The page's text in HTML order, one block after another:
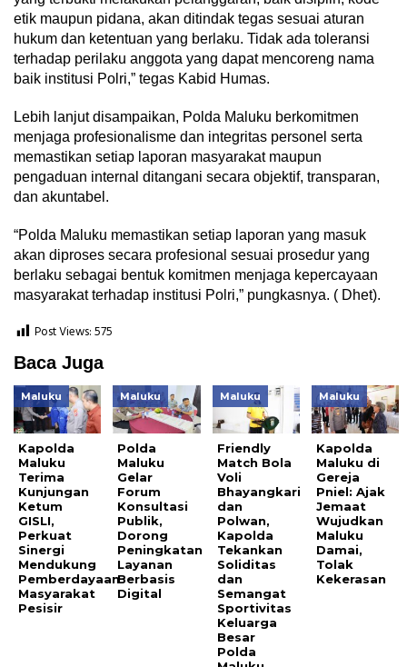
etik maupun pidana, akan ditindak tegas sesuai aturan
hukum dan ketentuan yang berlaku. Tidak ada toleransi
terhadap perilaku anggota yang dapat mencoreng nama
baik institusi Polri,” tegas Kabid Humas.
Lebih lanjut disampaikan, Polda Maluku berkomitmen
menjaga profesionalisme dan integritas personel serta
memastikan setiap laporan masyarakat maupun
pengaduan internal ditangani secara objektif, transparan,
dan akuntabel.
“Polda Maluku memastikan setiap laporan yang masuk
akan diproses secara profesional sesuai prosedur yang
berlaku sebagai bentuk komitmen menjaga kepercayaan
masyarakat terhadap institusi Polri,” pungkasnya. ( Dhet).
Post Views:575
Baca Juga
Maluku
Kapolda
Maluku
Terima
Kunjungan
Ketum
GISLI,
Perkuat
Sinergi
Mendukung
Pemberdayaan
Masyarakat
Pesisir
Maluku
Polda
Maluku
Gelar
Forum
Konsultasi
Publik,
Dorong
Peningkatan
Layanan
Berbasis
Digital
Maluku
Friendly
Match Bola
Voli
Bhayangkari
dan
Polwan,
Kapolda
Tekankan
Soliditas
dan
Semangat
Sportivitas
Keluarga
Besar
Polda
Maluku
Kapolda
Maluku di
Gereja
Pniel: Ajak
Jemaat
Wujudkan
Maluku
Damai,
Tolak
Kekerasan